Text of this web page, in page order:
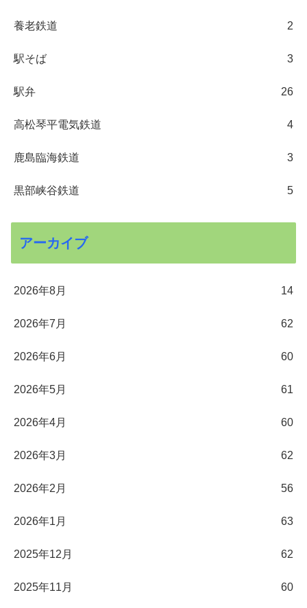
養老鉄道 2
駅そば 3
駅弁 26
高松琴平電気鉄道 4
鹿島臨海鉄道 3
黒部峡谷鉄道 5
アーカイブ
2026年8月 14
2026年7月 62
2026年6月 60
2026年5月 61
2026年4月 60
2026年3月 62
2026年2月 56
2026年1月 63
2025年12月 62
2025年11月 60